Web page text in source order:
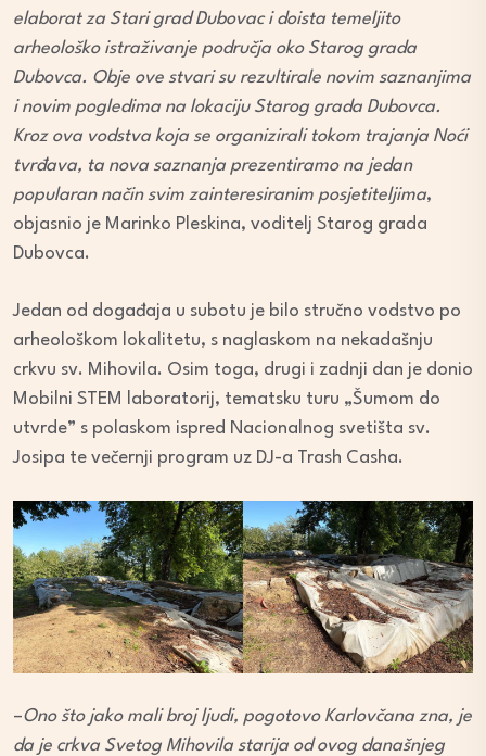
elaborat za Stari grad Dubovac i doista temeljito
arheološko istraživanje područja oko Starog grada
Dubovca. Obje ove stvari su rezultirale novim saznanjima
i novim pogledima na lokaciju Starog grada Dubovca.
Kroz ova vodstva koja se organizirali tokom trajanja Noći
tvrđava, ta nova saznanja prezentiramo na jedan
popularan način svim zainteresiranim posjetiteljima,
objasnio je Marinko Pleskina, voditelj Starog grada
Dubovca.
Jedan od događaja u subotu je bilo stručno vodstvo po
arheološkom lokalitetu, s naglaskom na nekadašnju
crkvu sv. Mihovila. Osim toga, drugi i zadnji dan je donio
Mobilni STEM laboratorij, tematsku turu „Šumom do
utvrde” s polaskom ispred Nacionalnog svetišta sv.
Josipa te večernji program uz DJ-a Trash Casha.
–Ono što jako mali broj ljudi, pogotovo Karlovčana zna, je
da je crkva Svetog Mihovila starija od ovog današnjeg